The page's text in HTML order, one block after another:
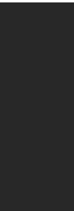
de Formação, de